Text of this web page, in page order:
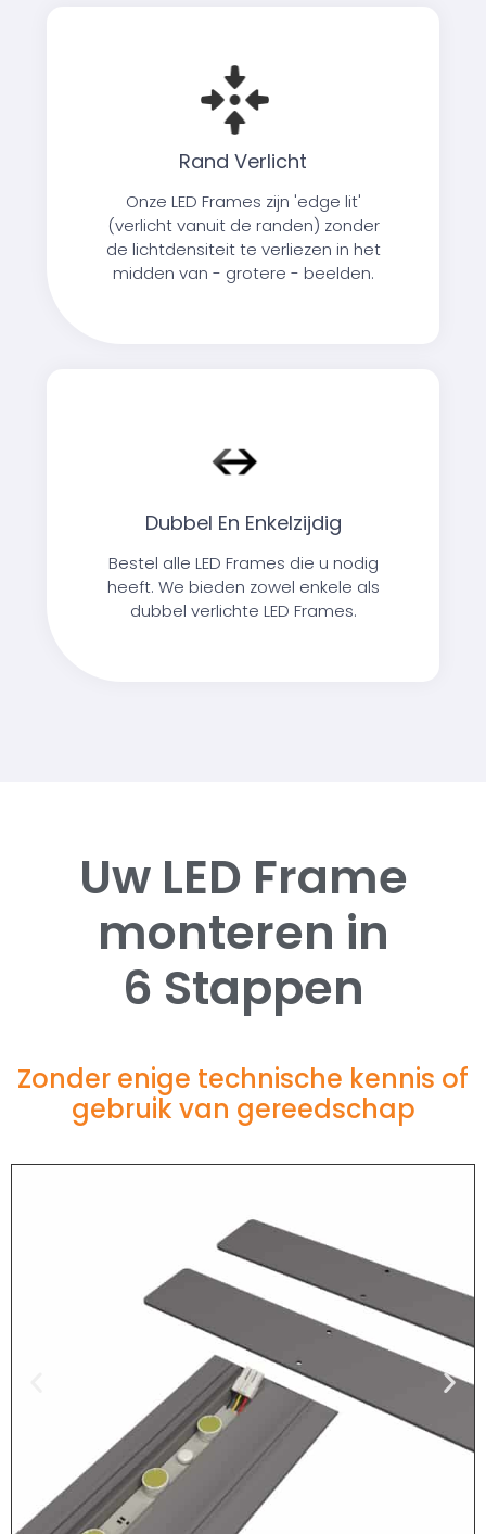
Rand Verlicht
Onze LED Frames zijn 'edge lit'
(verlicht vanuit de randen) zonder
de lichtdensiteit te verliezen in het
midden van - grotere - beelden.
Dubbel En Enkelzijdig
Bestel alle LED Frames die u nodig
heeft. We bieden zowel enkele als
dubbel verlichte LED Frames.
Uw LED Frame
monteren in
6 Stappen
Zonder enige technische kennis of
gebruik van gereedschap